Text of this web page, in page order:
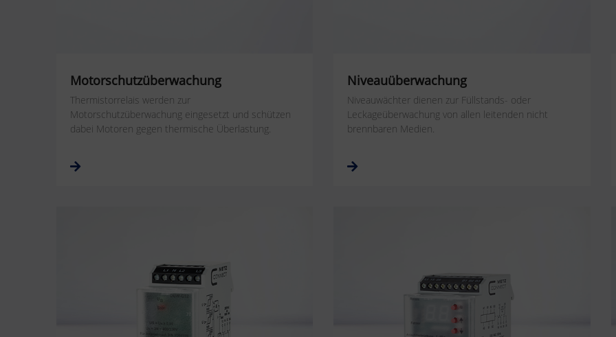
Motorschutzüberwachung
Thermistorrelais werden zur
Motorschutzüberwachung eingesetzt und schützen
dabei Motoren gegen thermische Überlastung.
Niveauüberwachung
Niveauwächter dienen zur Füllstands- oder
Leckageüberwachung von allen leitenden nicht
brennbaren Medien.